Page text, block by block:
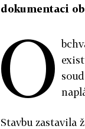
dokumentaci
O
Stavbu zastavila